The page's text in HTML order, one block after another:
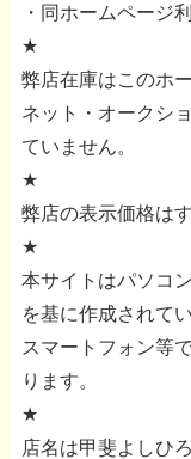
・同ホームページ
★
弊店在庫はこのホ
ネット・オークシ
ていません。
★
弊店の表示価格は
★
本サイトはパソコ
を基に作成されてい
スマートフォン等
ります。
★
店名は甲斐よしひ